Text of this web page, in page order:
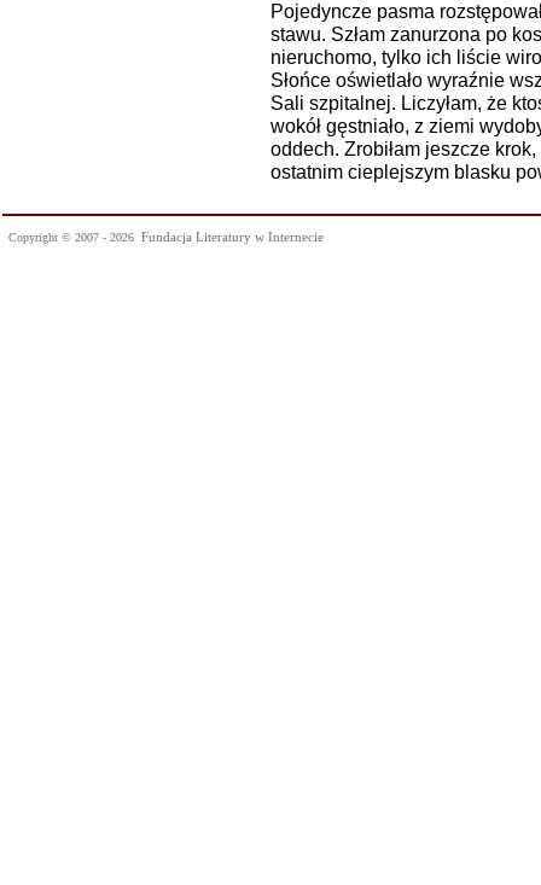
Pojedyncze pasma
stawu. Szłam zanurzona po
nieruchomo, tylko ich liście
Słońce oświetlało wyraźnie
Sali szpitalnej. Liczyłam, że
wokół gęstniało, z ziemi
oddech. Zrobiłam jeszcze
ostatnim cieplejszym blasku
Copyright © 2007 - 2026 Fundacja Literatury w Internecie